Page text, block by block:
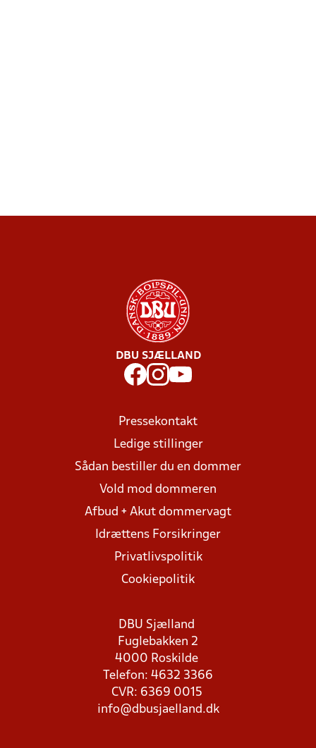
DBU SJÆLLAND
Pressekontakt
Ledige stillinger
Sådan bestiller du en dommer
Vold mod dommeren
Afbud + Akut dommervagt
Idrættens Forsikringer
Privatlivspolitik
Cookiepolitik
DBU Sjælland
Fuglebakken 2
4000 Roskilde
Telefon: 4632 3366
CVR: 6369 0015
info@dbusjaelland.dk